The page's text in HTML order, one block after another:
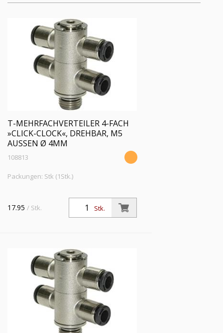
T-MEHRFACHVERTEILER 4-FACH
»CLICK-CLOCK«, DREHBAR, M5
AUSSEN Ø 4MM
108813
Packungen: Stk (1Stk.)
Stk.
17.95 / Stk.